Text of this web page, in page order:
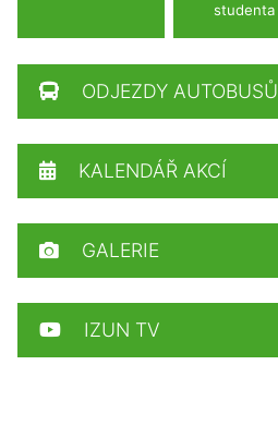
studenta
ODJEZDY AUTOBUSŮ
KALENDÁŘ AKCÍ
GALERIE
IZUN TV